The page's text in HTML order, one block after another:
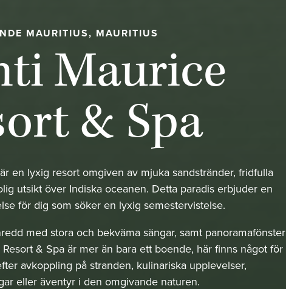
MAURITIUS, MAURITIUS
Maurice
& Spa
en lyxig resort omgiven av mjuka sandstränder, fridfulla
utsikt över Indiska oceanen. Detta paradis erbjuder en
för dig som söker en lyxig semestervistelse.
med stora och bekväma sängar, samt panoramafönster
& Spa är mer än bara ett boende, här finns något för
avkoppling på stranden, kulinariska upplevelser,
eller äventyr i den omgivande naturen.